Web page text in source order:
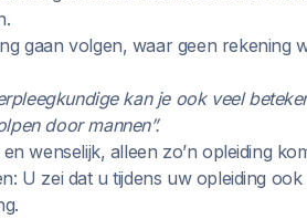
gaan volgen, waar geen rekening
kan je ook veel
door mannen”.
wenselijk, alleen zo’n opleiding
U zei dat u tijdens uw opleiding